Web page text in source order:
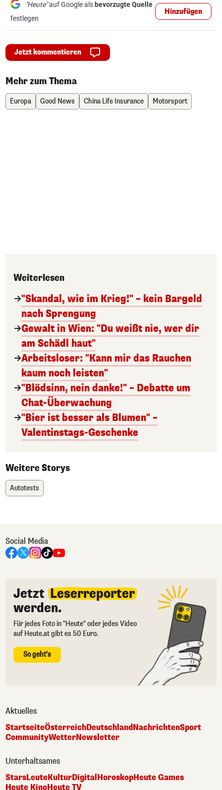
"Heute"auf Google als bevorzugte Quelle
festlegen
Hinzufügen
Jetzt kommentieren
Mehr zum Thema
Europa Good News China Life Insurance Motorsport
Weiterlesen
"Skandal, wie im Krieg!" – kein Bargeld
nach Sprengung
Gewalt in Wien: "Du weißt nie, wer dir
am Schädl haut"
Arbeitsloser: "Kann mir das Rauchen
kaum noch leisten"
"Blödsinn, nein danke!" – Debatte um
Chat-Überwachung
"Bier ist besser als Blumen" –
Valentinstags-Geschenke
Weitere Storys
Autotests
Social Media
Jetzt Leserreporter
werden.
Für jedes Foto in "Heute" oder jedes Video
auf Heute.at gibt es 50 Euro.
So geht's
Aktuelles
StartseiteÖsterreichDeutschlandNachrichtenSport
CommunityWetterNewsletter
Unterhaltsames
StarsLeuteKulturDigital HoroskopHeute Games
Heute KinoHeute TV